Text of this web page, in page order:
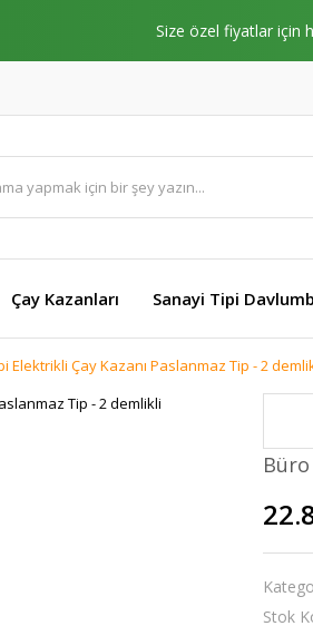
Size özel fiyatlar için
Çay Kazanları Sanayi Tipi
Elektrikli Çay Kazanı Paslanmaz Tip - 2
Stok